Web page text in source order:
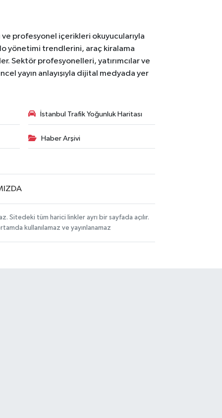
profesyonel içerikleri okuyucularıyla
yönetimi trendlerini, araç kiralama
Sektör profesyonelleri, yatırımcılar ve
yayın anlayışıyla dijital medyada yer
İstanbul Trafik Yoğunluk Haritası
Haber Arşivi
Sitedeki tüm harici linkler ayrı bir sayfada açılır.
kullanılamaz ve yayınlanamaz